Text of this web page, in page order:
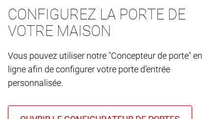
CONFIGUREZ LA PORTE DE
VOTRE MAISON
Vous pouvez utiliser notre "Concepteur de porte" en
ligne afin de configurer votre porte d'entrée
personnalisée.